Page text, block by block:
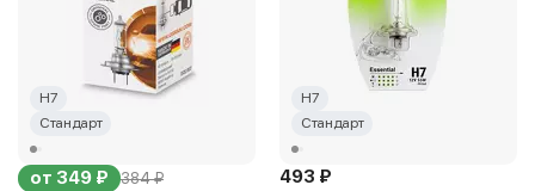
H7
Стандарт
от 349 ₽ 384 ₽
H7
Стандарт
493 ₽